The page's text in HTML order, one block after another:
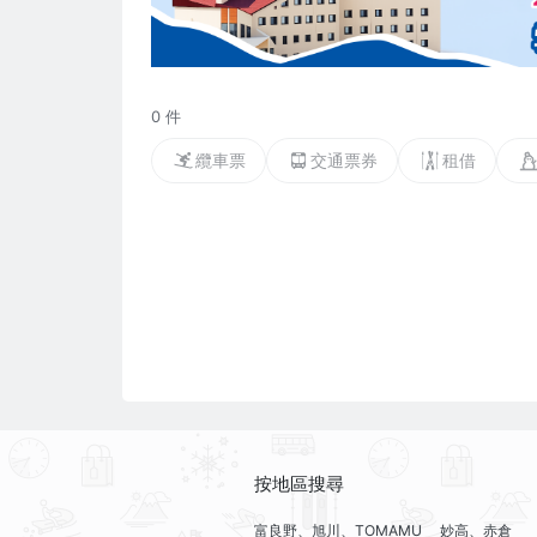
0 件
纜車票 交通票券 租借
按地區搜尋
富良野、旭川、TOMAMU 妙高、赤倉